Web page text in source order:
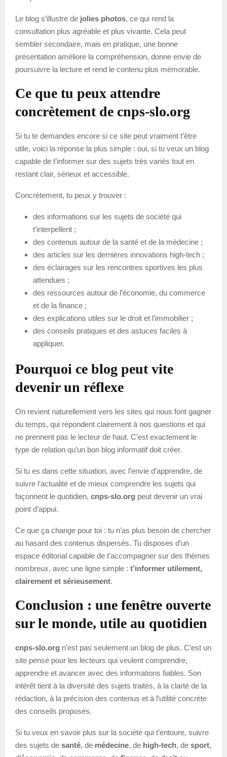
Le blog s’illustre de jolies photos, ce qui rend la
consultation plus agréable et plus vivante. Cela peut
sembler secondaire, mais en pratique, une bonne
présentation améliore la compréhension, donne envie de
poursuivre la lecture et rend le contenu plus mémorable.
Ce que tu peux attendre
concrètement de cnps-slo.org
Si tu te demandes encore si ce site peut vraiment t’être
utile, voici la réponse la plus simple : oui, si tu veux un blog
capable de t’informer sur des sujets très variés tout en
restant clair, sérieux et accessible.
Concrètement, tu peux y trouver :
des informations sur les sujets de société qui
t’interpellent ;
des contenus autour de la santé et de la médecine ;
des articles sur les dernières innovations high-tech ;
des éclairages sur les rencontres sportives les plus
attendues ;
des ressources autour de l’économie, du commerce
et de la finance ;
des explications utiles sur le droit et l’immobilier ;
des conseils pratiques et des astuces faciles à
appliquer.
Pourquoi ce blog peut vite
devenir un réflexe
On revient naturellement vers les sites qui nous font gagner
du temps, qui répondent clairement à nos questions et qui
ne prennent pas le lecteur de haut. C’est exactement le
type de relation qu’un bon blog informatif doit créer.
Si tu es dans cette situation, avec l’envie d’apprendre, de
suivre l’actualité et de mieux comprendre les sujets qui
façonnent le quotidien, cnps-slo.org peut devenir un vrai
point d’appui.
Ce que ça change pour toi : tu n’as plus besoin de chercher
au hasard des contenus dispersés. Tu disposes d’un
espace éditorial capable de t’accompagner sur des thèmes
nombreux, avec une ligne simple : t’informer utilement,
clairement et sérieusement.
Conclusion : une fenêtre ouverte
sur le monde, utile au quotidien
cnps-slo.org n’est pas seulement un blog de plus. C’est un
site pensé pour les lecteurs qui veulent comprendre,
apprendre et avancer avec des informations fiables. Son
intérêt tient à la diversité des sujets traités, à la clarté de la
rédaction, à la précision des contenus et à l’utilité concrète
des conseils proposés.
Si tu veux en savoir plus sur la société qui t’entoure, suivre
des sujets de santé, de médecine, de high-tech, de sport,